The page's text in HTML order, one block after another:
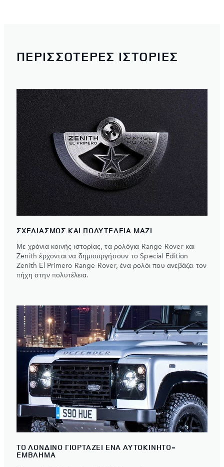
ΠΕΡΙΣΣΌΤΕΡΕΣ ΙΣΤΟΡΊΕΣ
ΣΧΕΔΙΑΣΜΟΣ ΚΑΙ ΠΟΛΥΤΕΛΕΙΑ ΜΑΖΙ
Με χρόνια κοινής ιστορίας, τα ρολόγια Range Rover και
Zenith έρχονται να δημιουργήσουν το Special Edition
Zenith El Primero Range Rover, ένα ρολόι που ανεβάζει τον
πήχη στην πολυτέλεια.
ΤΟ ΛΟΝΔΙΝΟ ΓΙΟΡΤΑΖΕΙ ΕΝΑ ΑΥΤΟΚΙΝΗΤΟ-
ΕΜΒΛΗΜΑ